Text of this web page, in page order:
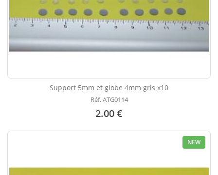
Support 5mm et globe 4mm gris x10
Réf. ATG0114
2.00 €
NEW